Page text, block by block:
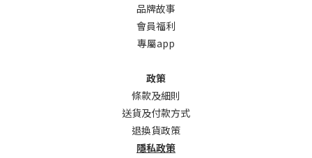
品牌故事
會員福利
專屬app
政策
條款及細則
送貨及付款方式
退換貨政策
隱私政策